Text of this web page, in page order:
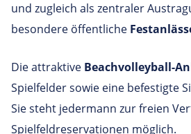
und zugleich als zentraler
besondere öffentliche
Die attraktive Beachvolleyball-
Spielfelder sowie eine befestigte
Sie steht jedermann zur freien
Spielfeldreservationen möglich.